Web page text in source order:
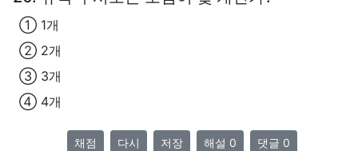
① 1개
② 2개
③ 3개
④ 4개
채점 다시 저장 해설 0 댓글 0